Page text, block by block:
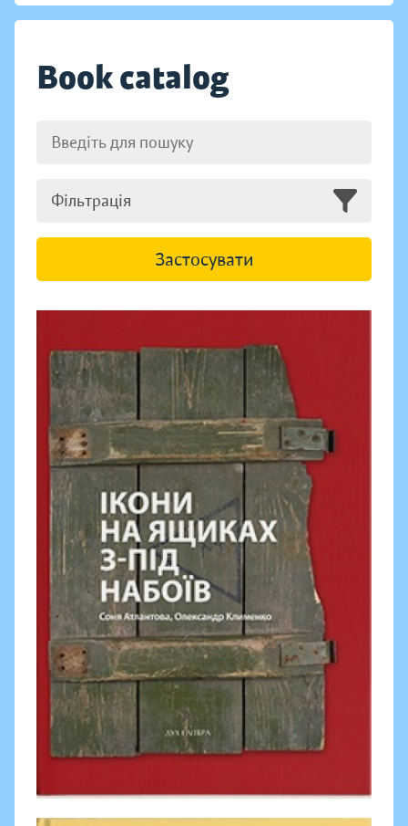
Book catalog
Фільтрація
Застосувати